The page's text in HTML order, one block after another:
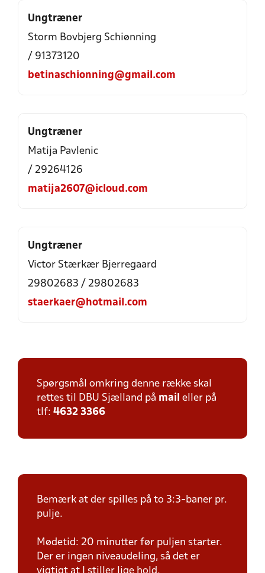
Ungtræner
Storm Bovbjerg Schiønning
/ 91373120
betinaschionning@gmail.com
Ungtræner
Matija Pavlenic
/ 29264126
matija2607@icloud.com
Ungtræner
Victor Stærkær Bjerregaard
29802683 / 29802683
staerkaer@hotmail.com
Spørgsmål omkring denne række skal
rettes til DBU Sjælland på mail eller på
tlf: 4632 3366
Bemærk at der spilles på to 3:3-baner pr.
pulje.
Mødetid: 20 minutter før puljen starter.
Der er ingen niveaudeling, så det er
vigtigt at I stiller lige hold.